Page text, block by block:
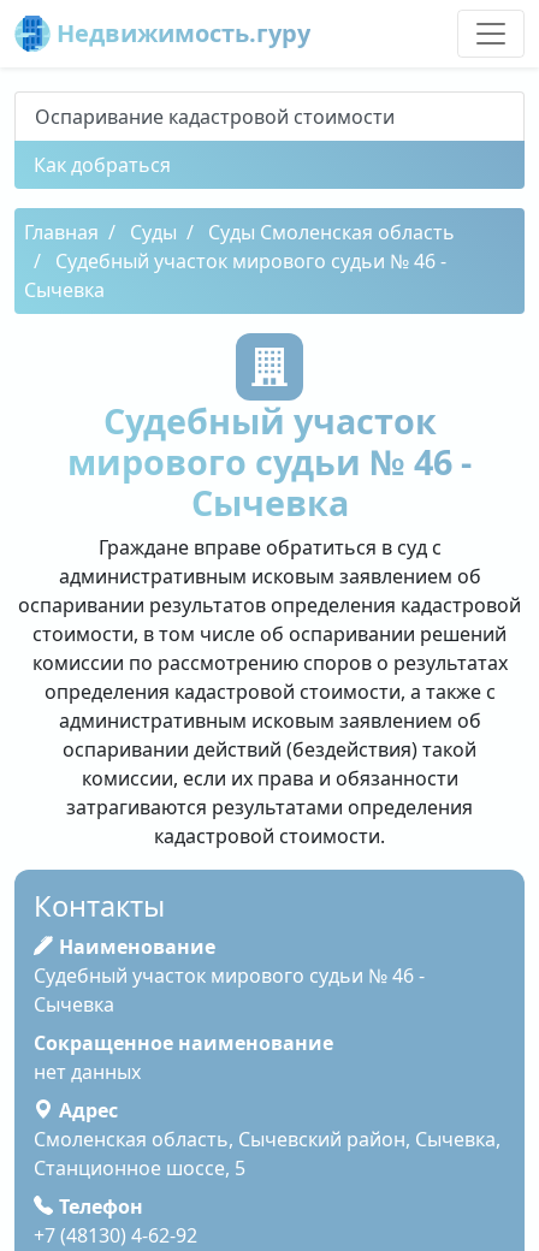
Недвижимость.гуру
Оспаривание кадастровой стоимости
Как добраться
Главная Суды
Суды Смоленская область
Судебный участок мирового судьи № 46 -
Сычевка
Судебный участок
мирового судьи № 46 -
Сычевка
Граждане вправе обратиться в суд с
административным исковым заявлением об
оспаривании результатов определения кадастровой
стоимости, в том числе об оспаривании решений
комиссии по рассмотрению споров о результатах
определения кадастровой стоимости, а также с
административным исковым заявлением об
оспаривании действий (бездействия) такой
комиссии, если их права и обязанности
затрагиваются результатами определения
кадастровой стоимости.
Контакты
Наименование
Судебный участок мирового судьи № 46 -
Сычевка
Сокращенное наименование
нет данных
Адрес
Смоленская область, Сычевский район, Сычевка,
Станционное шоссе, 5
Телефон
+7 (48130) 4-62-92